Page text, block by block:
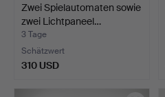
Zwei Spielautomaten sowie
zwei Lichtpaneel…
3 Tage
Schätzwert
310 USD